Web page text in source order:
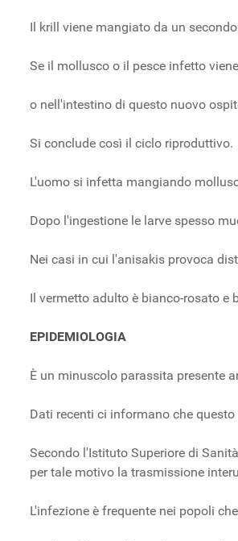
Il krill viene mangiato da un
Se il mollusco o il pesce infetto
o nell'intestino di questo nuovo
Si conclude così il ciclo riproduttivo.
L'uomo si infetta mangiando
Dopo l'ingestione le larve spesso
Nei casi in cui l'anisakis provoca
Il vermetto adulto è bianco-rosato e
EPIDEMIOLOGIA
È un minuscolo parassita presente
Dati recenti ci informano che
Secondo l'Istituto Superiore di
per tale motivo la trasmissione
L'infezione è frequente nei popoli